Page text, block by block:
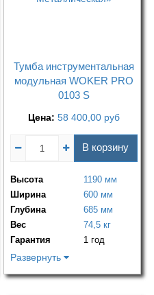
Тумба инструментальная
модульная WOKER PRO
0103 S
Цена: 58 400,00 руб
В корзину
Высота
1190 мм
Ширина
600 мм
Глубина
685 мм
Вес
74,5 кг
Гарантия
1 год
Развернуть